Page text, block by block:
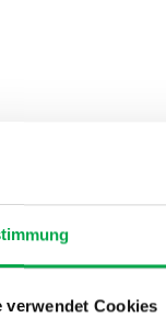
verwendet Cookies